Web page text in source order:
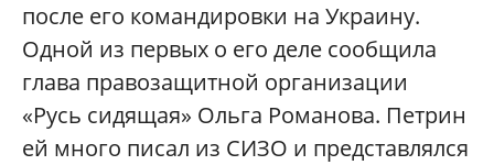
после его командировки на Украину.
Одной из первых о его деле сообщила
глава правозащитной организации
«Русь сидящая» Ольга Романова. Петрин
ей много писал из СИЗО и представлялся